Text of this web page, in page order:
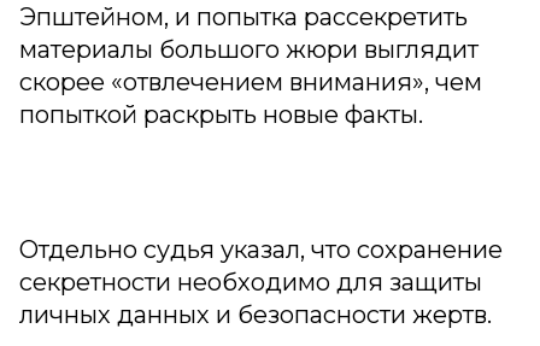
Эпштейном, и попытка рассекретить
материалы большого жюри выглядит
скорее «отвлечением внимания», чем
попыткой раскрыть новые факты.
Отдельно судья указал, что сохранение
секретности необходимо для защиты
личных данных и безопасности жертв.